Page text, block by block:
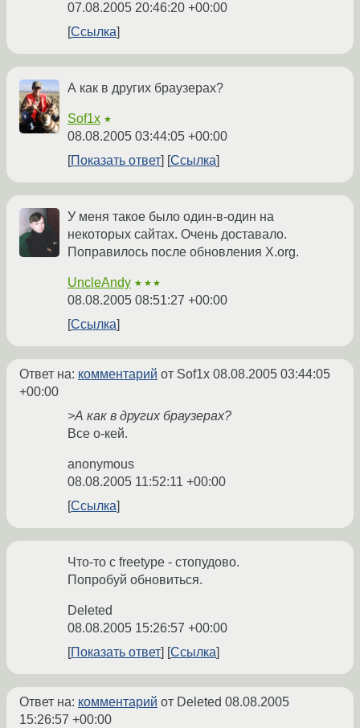
07.08.2005 20:46:20 +00:00
Ссылка
А как в других браузерах?
Sof1x ★
08.08.2005 03:44:05 +00:00
Показать ответ
Ссылка
У меня такое было один-в-один на
некоторых сайтах. Очень доставало.
Поправилось после обновления X.org.
UncleAndy ★★★
08.08.2005 08:51:27 +00:00
Ссылка
Ответ на: комментарий от Sof1x 08.08.2005 03:44:05
+00:00
>А как в других браузерах?
Все о-кей.
anonymous
08.08.2005 11:52:11 +00:00
Ссылка
Что-то с freetype - стопудово.
Попробуй обновиться.
Deleted
08.08.2005 15:26:57 +00:00
Показать ответ
Ссылка
Ответ на: комментарий от Deleted 08.08.2005
15:26:57 +00:00